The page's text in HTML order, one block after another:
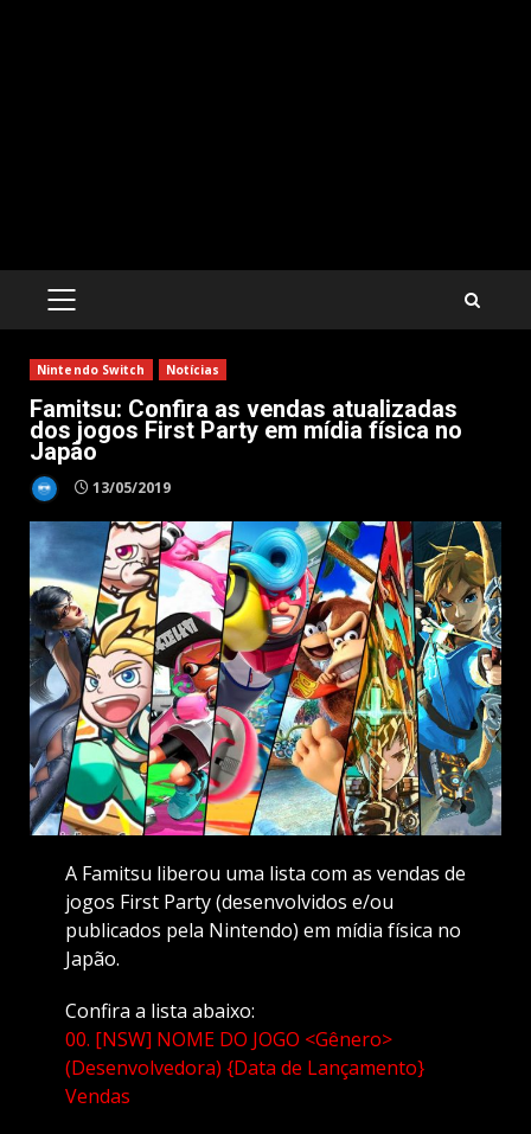
PRIMARY
Nintendo Switch Notícias
Famitsu: Confira as vendas atualizadas
dos jogos First Party em mídia física no
Japão
13/05/2019
A Famitsu liberou uma lista com as vendas de
jogos First Party (desenvolvidos e/ou
publicados pela Nintendo) em mídia física no
Japão.
Confira a lista abaixo:
00. [NSW] NOME DO JOGO <Gênero>
(Desenvolvedora) {Data de Lançamento}
Vendas